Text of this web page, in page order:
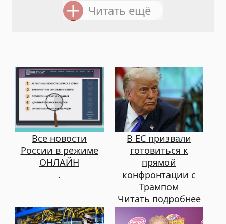
Читать ещё
Все новости
России в режиме
ОНЛАЙН
.
В ЕС призвали
готовиться к
прямой
конфронтации с
Трампом
Читать подробнее